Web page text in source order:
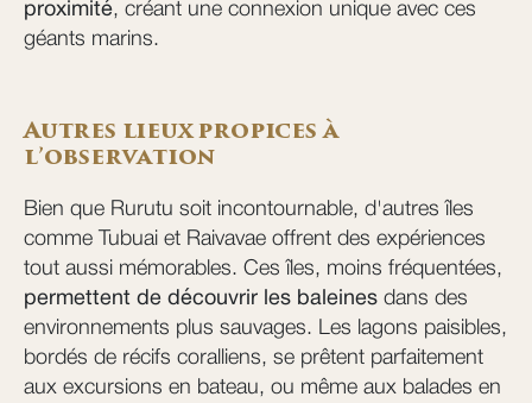
proximité, créant une connexion unique avec ces
géants marins.
Autres lieux propices à
l’observation
Bien que Rurutu soit incontournable, d'autres îles
comme Tubuai et Raivavae offrent des expériences
tout aussi mémorables. Ces îles, moins fréquentées,
permettent de découvrir les baleines dans des
environnements plus sauvages. Les lagons paisibles,
bordés de récifs coralliens, se prêtent parfaitement
aux excursions en bateau, ou même aux balades en